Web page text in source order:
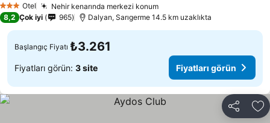
3 YıldızOtel Nehir kenarında merkezi konum
8,2 Çok iyi 965 Dalyan, Sarıgerme 14.5 km uzaklıkta
Başlangıç Fiyatı ₺3.261
Fiyatları görün: 3 site Fiyatları görün
Paylaş